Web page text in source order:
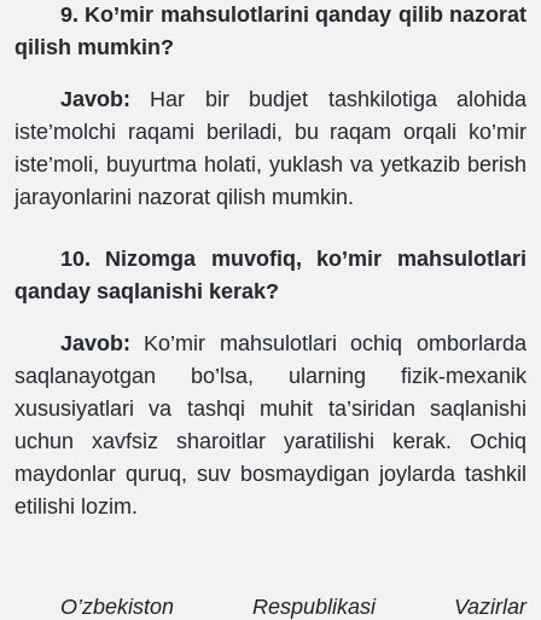
9. Ko’mir mahsulotlarini qanday qilib nazorat
qilish mumkin?
Javob: Har bir budjet tashkilotiga alohida
iste’molchi raqami beriladi, bu raqam orqali ko’mir
iste’moli, buyurtma holati, yuklash va yetkazib berish
jarayonlarini nazorat qilish mumkin.
10. Nizomga muvofiq, ko’mir mahsulotlari
qanday saqlanishi kerak?
Javob: Ko’mir mahsulotlari ochiq omborlarda
saqlanayotgan bo’lsa, ularning fizik-mexanik
xususiyatlari va tashqi muhit ta’siridan saqlanishi
uchun xavfsiz sharoitlar yaratilishi kerak. Ochiq
maydonlar quruq, suv bosmaydigan joylarda tashkil
etilishi lozim.
O’zbekiston Respublikasi Vazirlar